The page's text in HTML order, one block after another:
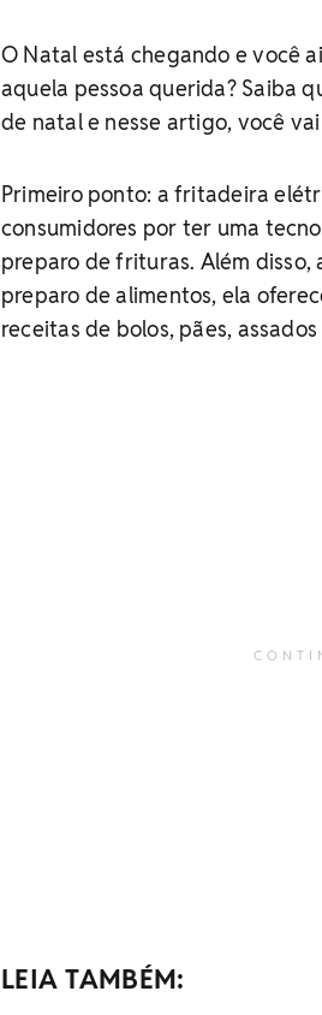
O Natal está chegando e você
aquela pessoa querida? Saiba
de natal e nesse artigo, você
Primeiro ponto: a fritadeira
consumidores por ter uma
preparo de frituras. Além
preparo de alimentos, ela
receitas de bolos, pães, assados
LEIA TAMBÉM: